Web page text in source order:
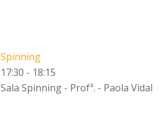
Spinning
17:30 - 18:15
Sala Spinning - Profª. - Paola Vidal